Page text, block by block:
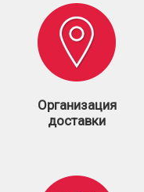
Организация
доставки